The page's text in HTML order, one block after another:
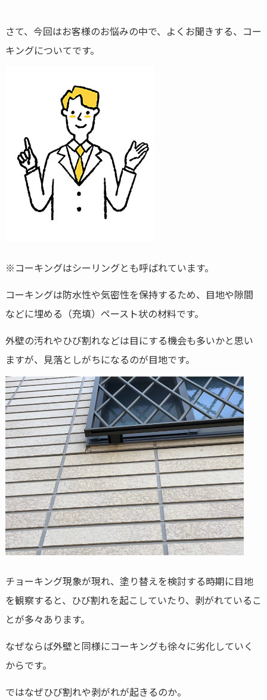
さて、今回はお客様のお悩みの中で、よくお聞きする、コー
キングについてです。
※コーキングはシーリングとも呼ばれています。
コーキングは防水性や気密性を保持するため、目地や隙間
などに埋める（充填）ペースト状の材料です。
外壁の汚れやひび割れなどは目にする機会も多いかと思い
ますが、見落としがちになるのが目地です。
チョーキング現象が現れ、塗り替えを検討する時期に目地
を観察すると、ひび割れを起こしていたり、剥がれているこ
とが多々あります。
なぜならば外壁と同様にコーキングも徐々に劣化していく
からです。
ではなぜひび割れや剥がれが起きるのか。